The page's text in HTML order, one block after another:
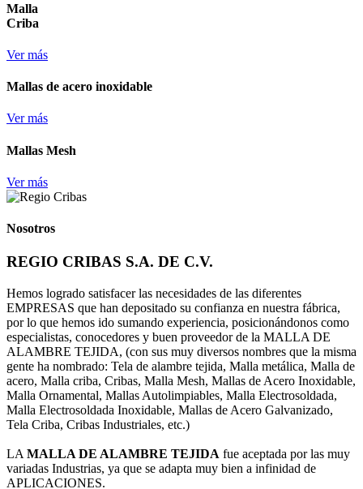
Malla
Criba
Ver más
Mallas de acero inoxidable
Ver más
Mallas Mesh
Ver más
Nosotros
REGIO CRIBAS S.A. DE C.V.
Hemos logrado satisfacer las necesidades de las diferentes
EMPRESAS que han depositado su confianza en nuestra fábrica,
por lo que hemos ido sumando experiencia, posicionándonos como
especialistas, conocedores y buen proveedor de la MALLA DE
ALAMBRE TEJIDA, (con sus muy diversos nombres que la misma
gente ha nombrado: Tela de alambre tejida, Malla metálica, Malla de
acero, Malla criba, Cribas, Malla Mesh, Mallas de Acero Inoxidable,
Malla Ornamental, Mallas Autolimpiables, Malla Electrosoldada,
Malla Electrosoldada Inoxidable, Mallas de Acero Galvanizado,
Tela Criba, Cribas Industriales, etc.)
LA MALLA DE ALAMBRE TEJIDA fue aceptada por las muy
variadas Industrias, ya que se adapta muy bien a infinidad de
APLICACIONES.